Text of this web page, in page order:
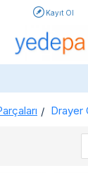
Kayıt Ol
Drayer